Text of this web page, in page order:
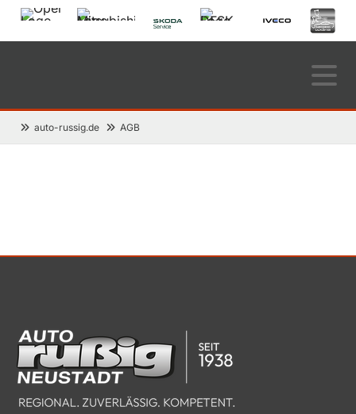
auto-russig.de AGB